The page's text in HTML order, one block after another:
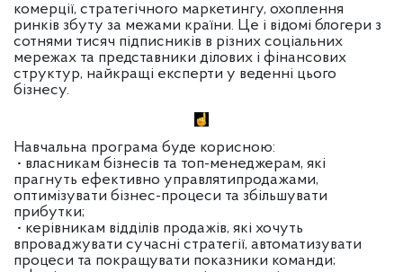
комерції, стратегічного маркетингу, охоплення
ринків збуту за межами країни. Це і відомі блогери з
сотнями тисяч підписників в різних соціальних
мережах та представники ділових і фінансових
структур, найкращі експерти у веденні цього
бізнесу.
Навчальна програма буде корисною:
• власникам бізнесів та топ-менеджерам, які
прагнуть ефективно управлятипродажами,
оптимізувати бізнес-процеси та збільшувати
прибутки;
• керівникам відділів продажів, які хочуть
впроваджувати сучасні стратегії, автоматизувати
процеси та покращувати показники команди;